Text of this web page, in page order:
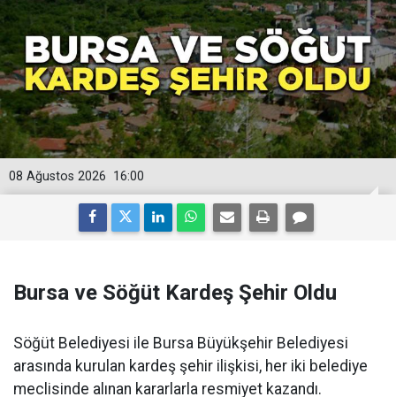
16:00
08 Ağustos 2026
Bursa ve Söğüt Kardeş Şehir Oldu
Söğüt Belediyesi ile Bursa Büyükşehir Belediyesi
arasında kurulan kardeş şehir ilişkisi, her iki belediye
meclisinde alınan kararlarla resmiyet kazandı.